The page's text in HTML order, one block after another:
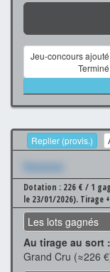
Jeu-concours
Replier (provis.)
Xxxxxxx
Dotation : 226 € / 1
le 23/01/2026). Tirage
Les lots gagnés
Au tirage au sort :
Grand Cru (≈226